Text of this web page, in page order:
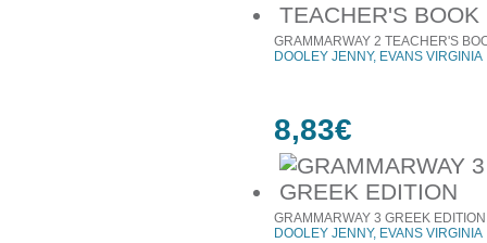
GRAMMARWAY 2 TEACHER'S
DOOLEY JENNY, EVANS VIRGINIA
8,83€
GRAMMARWAY 3 GREEK EDITION
DOOLEY JENNY, EVANS VIRGINIA